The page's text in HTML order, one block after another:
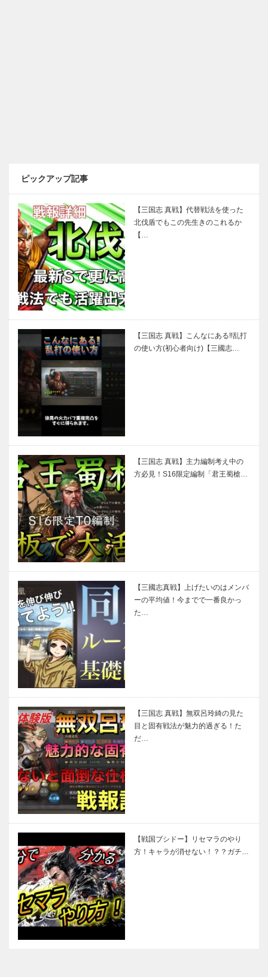
ピックアップ記事
【三国志 真戦】代替戦法を使った
北伐盾でもこの先生きのこれるか
【…
【三国志 真戦】こんなにある‼乱打
の使い方(初心者向け)【三國志…
【三国志 真戦】主力編制考え中の
方必見！S16限定編制「君王蜀槍…
【三國志真戦】上げたいのはメンバ
ーの平均値！今までで一番良かっ
た…
【三国志 真戦】無双呂玲綺の見た
目と固有戦法が魅力的過ぎる！た
だ…
【戦国ブシドー】リセマラのやり
方！キャラが消せない！？？ガチ…